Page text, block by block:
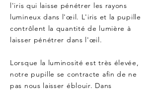
l'iris qui laisse pénétrer les rayons
lumineux dans l'œil. L'iris et la pupille
contrôlent la quantité de lumière à
laisser pénétrer dans l'œil.
Lorsque la luminosité est très élevée,
notre pupille se contracte afin de ne
pas nous laisser éblouir. Dans